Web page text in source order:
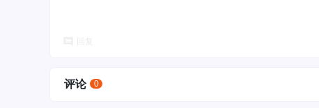
评论 0